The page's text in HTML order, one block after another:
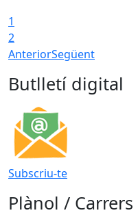
1
2
AnteriorSegüent
Butlletí digital
Subscriu-te
Plànol / Carrers